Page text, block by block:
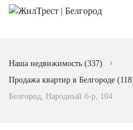
Наша недвижимость (337)
Продажа квартир в Белгороде
Белгород, Народный б-р, 104